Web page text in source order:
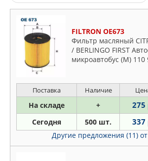
BLUE PRINT
BOSCH
BSG
CHAMPION
CLEAN FILTERS
COMLINE
DENCKERMAN
FEBI
FILTRON
FRAM
GOODWILL
Defender
Discovery
Freelander
Range
FILTRON OE673
Фильтр масляный
/ BERLINGO FIRST
микроавтобус (M) 110
Поставка Наличие
На складе + 275
Сегодня 500 шт. 337
Другие предложения (11)